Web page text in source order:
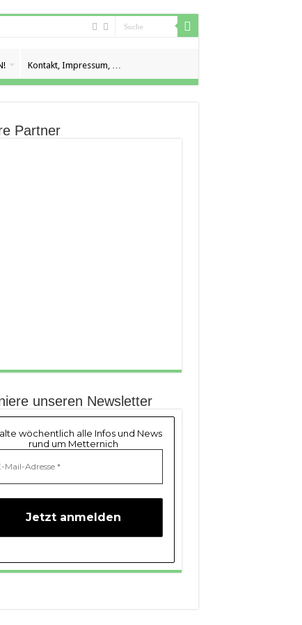
Kontakt, Impressum, …
Partner
unseren Newsletter
wöchentlich alle Infos und News
rund um Metternich